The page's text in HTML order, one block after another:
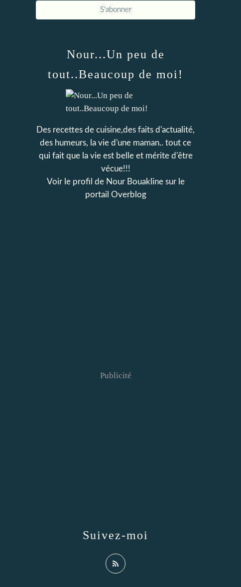
Nour...Un peu de
tout..Beaucoup de moi!
Des recettes de cuisine,des faits d'actualité,
des humeurs, la vie d'une maman.. tout ce
qui fait que la vie est belle et mérite d'être
vécue!!!
Voir le profil de Nour Bouakline sur le
portail Overblog
Suivez-moi
Publicité